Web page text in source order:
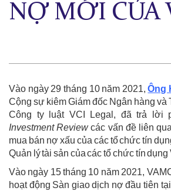
NỢ MỚI CỦA
Vào ngày 29 tháng 10 năm 2021,Ông
Cộng sự kiêm Giám đốc Ngân hàng
Công ty luật VCI Legal, đã trả lời
Investment Reviewcác vấn đề liên
mua bán nợ xấu của các tổ chức tín
Quản lý tài sản của các tổ chức tín dụng
Vào ngày 15 tháng 10 năm 2021,
hoạt động Sàn giao dịch nợ đầu tiên